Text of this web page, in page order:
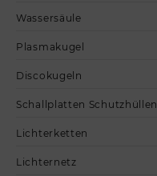
Wassersäule
Plasmakugel
Discokugeln
Schallplatten Schutzhüllen
Lichterketten
Lichternetz